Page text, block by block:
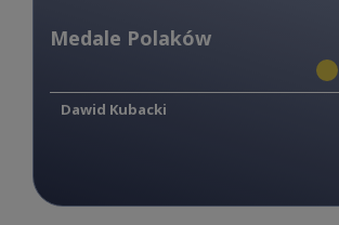
Medale Polaków
Dawid Kubacki